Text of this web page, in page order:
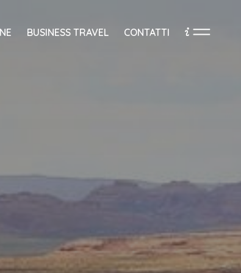
BUSINESS TRAVEL CONTATTI